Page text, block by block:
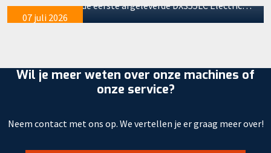
07 juli 2026
soepel door. Na de eerste afgeleverde DX355LC Electric…
Wil je meer weten over onze machines of
onze service?
Neem contact met ons op. We vertellen je er graag meer over!